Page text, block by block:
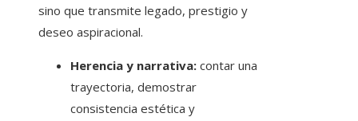
sino que transmite legado, prestigio y
deseo aspiracional.
Herencia y narrativa: contar una
trayectoria, demostrar
consistencia estética y